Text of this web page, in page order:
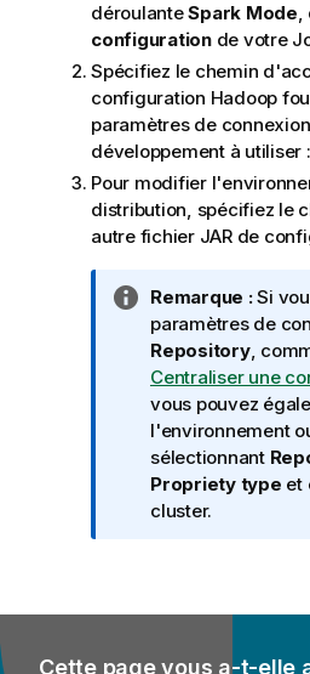
déroulanteSpark Mode,
configurationde votre
Spécifiez le chemin
configuration Hadoop
paramètres de
développement à utiliser :
Pour modifier
distribution, spécifiez le
autre fichier JAR de
N
o
t
e
I
n
f
o
r
i
Remarque :Si
paramètres de
Repository,
Centraliser une
vous pouvez
l'environnement
sélectionnant
Propriety type et
cluster.
Cette page vous a-t-elle